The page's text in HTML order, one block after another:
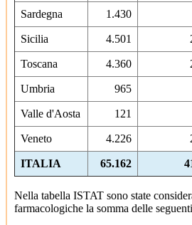
Sardegna 1.430
Sicilia 4.501
Toscana 4.360
Umbria 965
Valle d'Aosta 121
Veneto 4.226
ITALIA 65.162
Nella tabella ISTAT sono state
farmacologiche la somma delle